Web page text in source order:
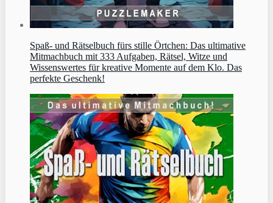
Spaß- und Rätselbuch fürs stille Örtchen: Das ultimative
Mitmachbuch mit 333 Aufgaben, Rätsel, Witze und
Wissenswertes für kreative Momente auf dem Klo. Das
perfekte Geschenk!